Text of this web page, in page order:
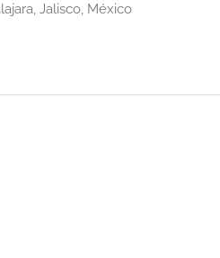
Jalisco, México